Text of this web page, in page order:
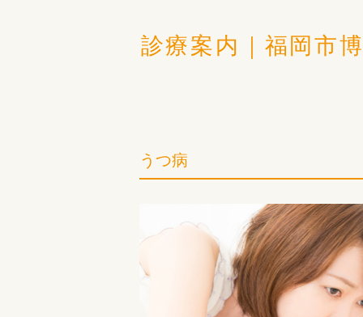
診療案内｜福岡市
うつ病